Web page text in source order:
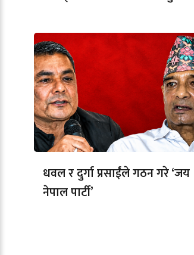
धवल र दुर्गा प्रसाईंले गठन गरे ‘जय
नेपाल पार्टी’